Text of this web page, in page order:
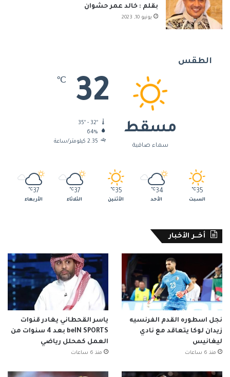
بقلم : خالد عمر حشوان
يونيو 10, 2023
الطقس
مسقط
سماء صافية
32
℃
35º - 32º
64%
2.35 كيلومتر/ساعة
35
℃
السبت
34
℃
الأحد
35
℃
الأثنين
37
℃
الثلاثاء
37
℃
الأربعاء
أخــر الأخبار
نجل اسطوره القدم الفرنسيه
زيدان لوكا يتعاقد مع نادي
ليغانيس
منذ 6 ساعات
ياسر القحطاني يغادر قنوات
beIN SPORTS بعد 4 سنوات من
العمل كمحلل رياضي
منذ 6 ساعات